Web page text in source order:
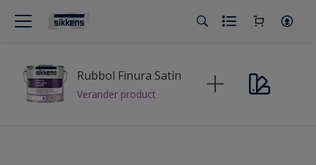
Rubbol Finura Satin
Verander product